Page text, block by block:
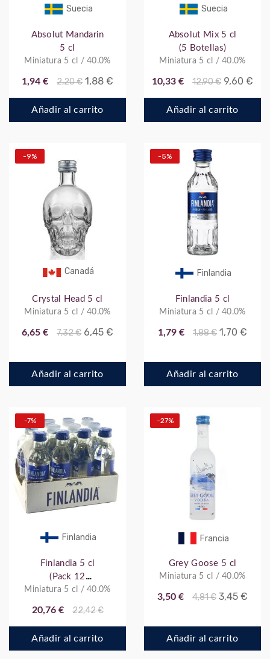
Suecia
Absolut Mandarin
5 cl
Miniatura 5 cl / 40.0%
1,94 € 2,20 € 1,88 €
Añadir al carrito
Suecia
Absolut Mix 5 cl
(5 Botellas)
Miniatura 5 cl / 40.0%
10,33 € 12,90 € 9,60 €
Añadir al carrito
Canadá
-9%
Crystal Head 5 cl
Miniatura 5 cl / 40.0%
6,65 € 7,32 € 6,45 €
Añadir al carrito
Finlandia
-5%
Finlandia 5 cl
Miniatura 5 cl / 40.0%
1,79 € 1,88 € 1,70 €
Añadir al carrito
Finlandia
-7%
Finlandia 5 cl
(Pack 12
botellitas)
Miniatura 5 cl / 40.0%
20,76 € 22,42 €
Añadir al carrito
Francia
-27%
Grey Goose 5 cl
Miniatura 5 cl / 40.0%
3,50 € 4,81 € 3,45 €
Añadir al carrito